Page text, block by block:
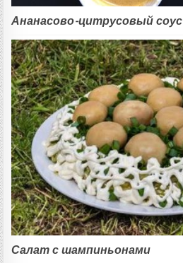
Ананасово-цитрусовый соус
Салат с шампиньонами